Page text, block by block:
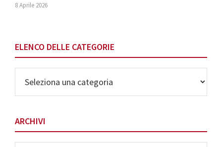
8 Aprile 2026
ELENCO DELLE CATEGORIE
delle
Categorie
ARCHIVI